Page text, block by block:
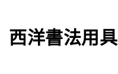
西洋書法用具